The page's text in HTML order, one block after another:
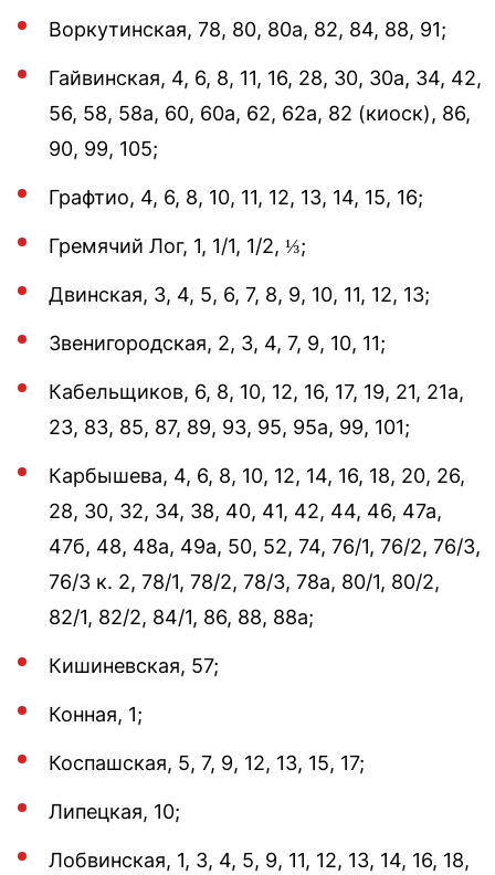
Воркутинская, 78, 80, 80а, 82, 84, 88, 91;
Гайвинская, 4, 6, 8, 11, 16, 28, 30, 30а, 34, 42,
56, 58, 58а, 60, 60а, 62, 62а, 82 (киоск), 86,
90, 99, 105;
Графтио, 4, 6, 8, 10, 11, 12, 13, 14, 15, 16;
Гремячий Лог, 1, 1/1, 1/2, ⅓;
Двинская, 3, 4, 5, 6, 7, 8, 9, 10, 11, 12, 13;
Звенигородская, 2, 3, 4, 7, 9, 10, 11;
Кабельщиков, 6, 8, 10, 12, 16, 17, 19, 21, 21а,
23, 83, 85, 87, 89, 93, 95, 95а, 99, 101;
Карбышева, 4, 6, 8, 10, 12, 14, 16, 18, 20, 26,
28, 30, 32, 34, 38, 40, 41, 42, 44, 46, 47а,
47б, 48, 48а, 49а, 50, 52, 74, 76/1, 76/2, 76/3,
76/3 к. 2, 78/1, 78/2, 78/3, 78а, 80/1, 80/2,
82/1, 82/2, 84/1, 86, 88, 88а;
Кишиневская, 57;
Конная, 1;
Коспашская, 5, 7, 9, 12, 13, 15, 17;
Липецкая, 10;
Лобвинская, 1, 3, 4, 5, 9, 11, 12, 13, 14, 16, 18,